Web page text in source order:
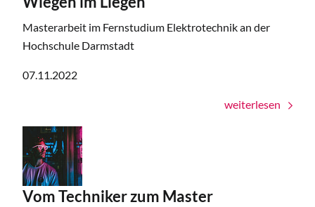
Masterarbeit im Fernstudium Elektrotechnik an der
Hochschule Darmstadt
07.11.2022
weiterlesen
Vom Techniker zum Master